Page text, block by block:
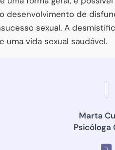
desenvolvimento de
sexual. A
uma vida sexual saudável.
Marta
Psicóloga